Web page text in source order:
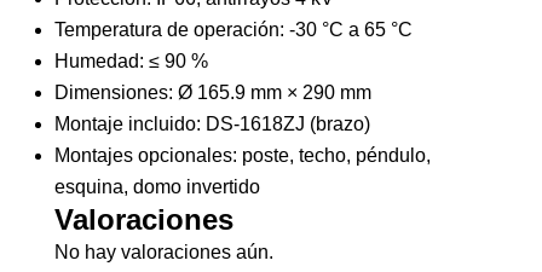
Temperatura de operación: -30 °C a 65 °C
Humedad: ≤ 90 %
Dimensiones: Ø 165.9 mm × 290 mm
Montaje incluido: DS-1618ZJ (brazo)
Montajes opcionales: poste, techo, péndulo,
esquina, domo invertido
Valoraciones
No hay valoraciones aún.